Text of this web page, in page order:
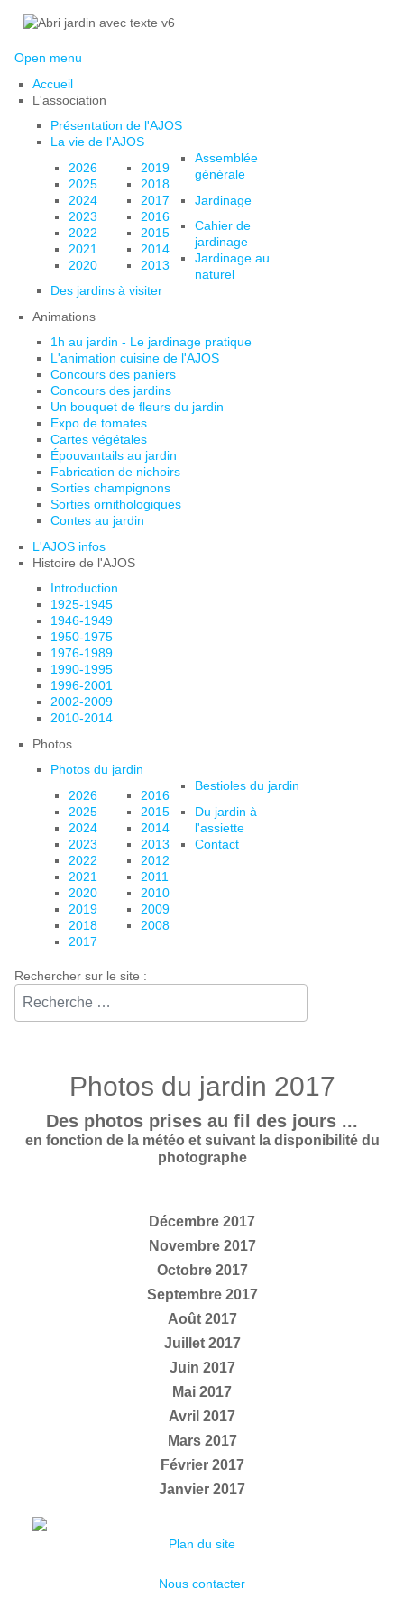
Open menu
Accueil
L'association
Présentation de l'AJOS
La vie de l'AJOS
2026
2025
2024
2023
2022
2021
2020
2019
2018
2017
2016
2015
2014
2013
Assemblée
générale
Jardinage
Cahier de
jardinage
Jardinage au
naturel
Des jardins à visiter
Animations
1h au jardin - Le jardinage pratique
L'animation cuisine de l'AJOS
Concours des paniers
Concours des jardins
Un bouquet de fleurs du jardin
Expo de tomates
Cartes végétales
Épouvantails au jardin
Fabrication de nichoirs
Sorties champignons
Sorties ornithologiques
Contes au jardin
L'AJOS infos
Histoire de l'AJOS
Introduction
1925-1945
1946-1949
1950-1975
1976-1989
1990-1995
1996-2001
2002-2009
2010-2014
Photos
Photos du jardin
2026
2025
2024
2023
2022
2021
2020
2019
2018
2017
2016
2015
2014
2013
2012
2011
2010
2009
2008
Bestioles du jardin
Du jardin à
l'assiette
Contact
Rechercher sur le site :⠀
Photos du jardin 2017
Des photos prises au fil des jours ...
en fonction de la météo et suivant la disponibilité du
photographe
Décembre 2017
Novembre 2017
Octobre 2017
Septembre 2017
Août 2017
Juillet 2017
Juin 2017
Mai 2017
Avril 2017
Mars 2017
Février 2017
Janvier 2017
Plan du site
Nous contacter